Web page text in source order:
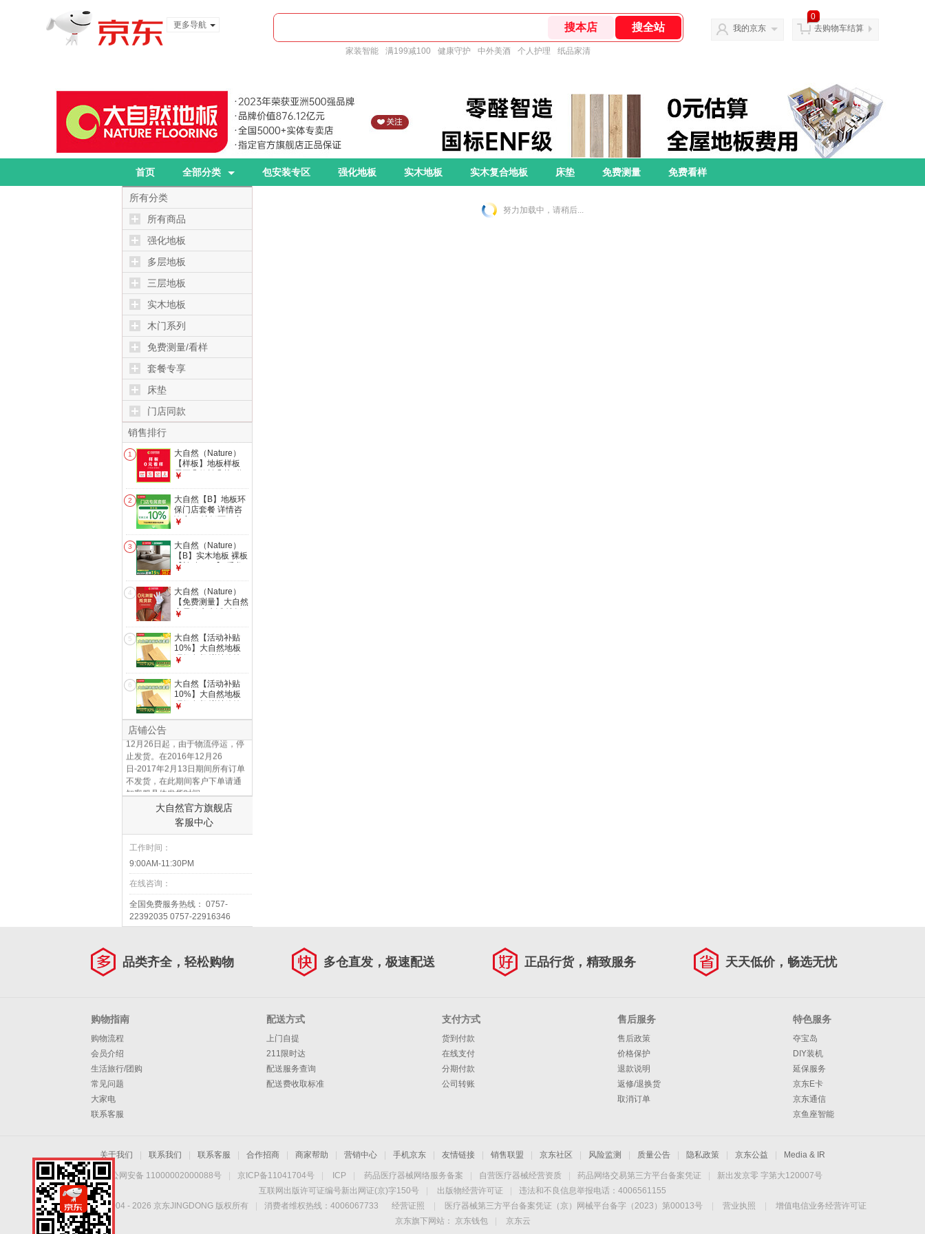
更多导航
家装智能 满199减100 健康守护 中外美酒 个人护理 纸品家清
我的京东
0
去购物车结算
首页 全部分类 包安装专区 强化地板 实木地板 实木复合地板 床垫 免费测量 免费看样
所有分类
所有商品
强化地板
多层地板
三层地板
实木地板
木门系列
免费测量/看样
套餐专享
床垫
门店同款
销售排行
1
大自然（Nature）
【样板】地板样板
需要几款拍几块 联
样板
￥
2
大自然【B】地板环
保门店套餐 详情咨
询客服 地板面积定
￥
3
大自然（Nature）
【B】实木地板 裸板
【补贴15%】 番龙
￥
4
大自然（Nature）
【免费测量】大自然
家居健康生活 地板
款】 地板测量
￥
5
大自然【活动补贴
10%】大自然地板
环保套餐 详情咨询
【5000元】
￥
6
大自然【活动补贴
10%】大自然地板
环保套餐 详情咨询
￥
店铺公告
12.12年末大促，全场地板买N平
减N元-限时24小时.
12月26日起，由于物流停运，停
止发货。在2016年12月26
日-2017年2月13日期间所有订单
不发货，在此期间客户下单请通
知客服具体发货时间。
大自然官方旗舰店
客服中心
工作时间：
9:00AM-11:30PM
在线咨询：
全国免费服务热线： 0757-
22392035 0757-22916346
努力加载中，请稍后...
品类齐全，轻松购物 多仓直发，极速配送 正品行货，精致服务 天天低价，畅选无忧
购物指南
购物流程
会员介绍
生活旅行/团购
常见问题
大家电
联系客服
配送方式
上门自提
211限时达
配送服务查询
配送费收取标准
支付方式
货到付款
在线支付
分期付款
公司转账
售后服务
售后政策
价格保护
退款说明
返修/退换货
取消订单
特色服务
夺宝岛
DIY装机
延保服务
京东E卡
京东通信
京鱼座智能
关于我们 联系我们 联系客服 合作招商 商家帮助 营销中心 手机京东 友情链接 销售联盟 京东社区 风险监测 质量公告 隐私政策 京东公益 Media & IR
京公网安备 11000002000088号 京ICP备11041704号 ICP 药品医疗器械网络服务备案 自营医疗器械经营资质 药品网络交易第三方平台备案凭证
新出发京零 字第大120007号
互联网出版许可证编号新出网证(京)字150号
出版物经营许可证
违法和不良信息举报电话：4006561155
Copyright © 2004 - 2026 京东JINGDONG 版权所有 消费者维权热线：4006067733 经营证照 医疗器械第三方平台备案凭证（京）网械平台备字（2023）第00013号 营业执照
增值电信业务经营许可证
京东旗下网站：
京东钱包
京东云